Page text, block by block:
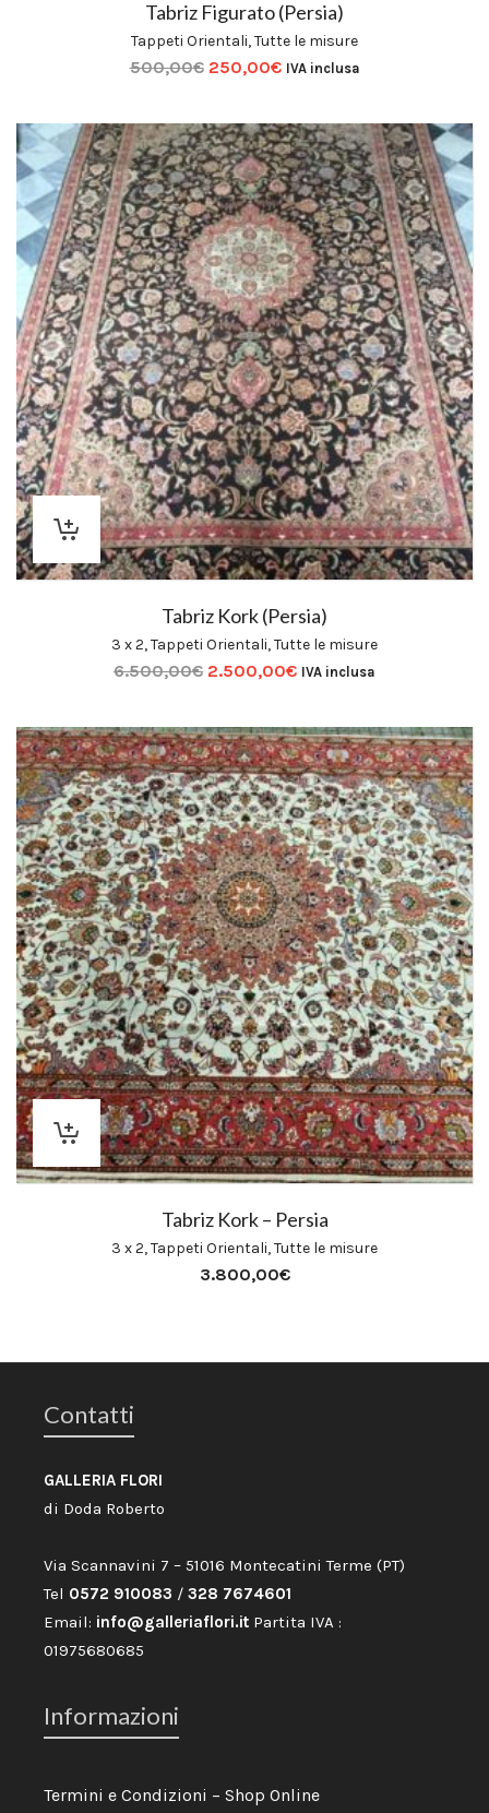
Tabriz Figurato (Persia)
Tappeti Orientali,Tutte le misure
500,00€ 250,00€ IVA inclusa
Tabriz Kork (Persia)
3 x 2,Tappeti Orientali,Tutte le misure
6.500,00€ 2.500,00€ IVA inclusa
Tabriz Kork – Persia
3 x 2,Tappeti Orientali,Tutte le misure
3.800,00€
Contatti
GALLERIA FLORI
di Doda Roberto
Via Scannavini 7 – 51016 Montecatini Terme (PT)
Tel 0572 910083 / 328 7674601
Email: info@galleriaflori.it Partita IVA :
01975680685
Informazioni
Termini e Condizioni – Shop Online